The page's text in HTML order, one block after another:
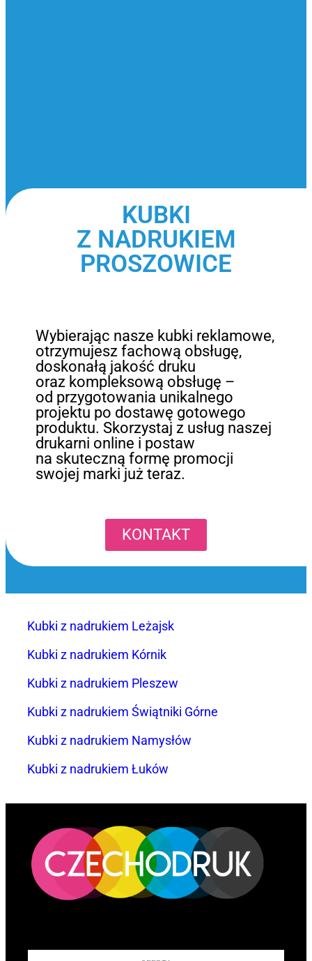
KUBKI
Z NADRUKIEM
PROSZOWICE
Wybierając nasze kubki reklamowe,
otrzymujesz fachową obsługę,
doskonałą jakość druku
oraz kompleksową obsługę –
od przygotowania unikalnego
projektu po dostawę gotowego
produktu. Skorzystaj z usług naszej
drukarni online i postaw
na skuteczną formę promocji
swojej marki już teraz.
KONTAKT
Kubki z nadrukiem Leżajsk
Kubki z nadrukiem Kórnik
Kubki z nadrukiem Pleszew
Kubki z nadrukiem Świątniki Górne
Kubki z nadrukiem Namysłów
Kubki z nadrukiem Łuków